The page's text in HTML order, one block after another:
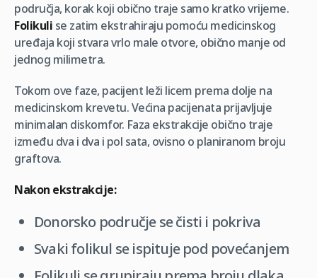
područja, korak koji obično traje samo kratko vrijeme.
Folikuli se zatim ekstrahiraju pomoću medicinskog
uređaja koji stvara vrlo male otvore, obično manje od
jednog milimetra.
Tokom ove faze, pacijent leži licem prema dolje na
medicinskom krevetu. Većina pacijenata prijavljuje
minimalan diskomfor. Faza ekstrakcije obično traje
između dva i dva i pol sata, ovisno o planiranom broju
graftova.
Nakon ekstrakcije:
Donorsko područje se čisti i pokriva
Svaki folikul se ispituje pod povećanjem